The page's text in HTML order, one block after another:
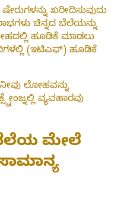
ಖರೀದಿಸುವುದು
ಚಿನ್ನದ ಬೆಲೆಯನ್ನು
ಹೂಡಿಕೆ ಮಾಡಲು
(ಇಟಿಎಫ್) ಹೂಡಿಕೆ
ಲೋಹವನ್ನು
ವ್ಯವಹಾರವು
ಬೆಲೆಯ ಮೇಲೆ